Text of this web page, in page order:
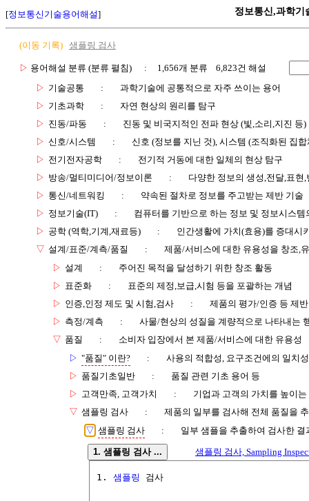
[정보통신기술용어해설] 정보통신,과학기
(이동 기록) 샘플링 검사
▷ 용어해설 분류 (분류 펼침)
: 1,656개 분류 6,823건 해설
▷ 기술공통 :
과학기술에 공통적으로 자주 쓰이는 용어
▷ 기초과학 :
자연 현상의 원리를 탐구
▷ 진동/파동 :
진동 및 비국지적인 전파 현상 (빛,소리,지진 등)
▷ 신호/시스템 :
신호 (정보를 지닌 것), 시스템 (조직화된 집합
▷ 전기전자공학 :
전기적 거동에 대한 일체의 현상 탐구
▷ 방송/멀티미디어/정보이론 :
다양한 정보의 생성,전달,표현
▷ 통신/네트워킹 :
약속된 절차로 정보를 주고받는 제반 기술
▷ 정보기술(IT) :
컴퓨터를 기반으로 하는 정보 및 정보시스템
▷ 공학 (역학,기계,재료등) :
인간생활에 가치(효용)를 증대시
▽ 설계/표준/계측/품질 :
제품/서비스에 대한 유용성을 창조,
▷ 설계 :
주어진 목적을 달성하기 위한 창조 활동
▷ 표준화 :
표준의 제정,보급,시험 등을 포괄하는 개념
▷ 인증,인정 제도 및 시험,검사 :
제품의 평가/인증 등 제
▷ 측정/계측 :
사물/현상의 성질을 계량적으로 나타내는
▽ 품질 :
소비자 입장에서 본 제품/서비스에 대한 유용성
▷ "품질" 이란? :
사용의 적합성, 요구조건에의 일치성
▷ 품질기초일반 :
품질 관련 기초 용어 등
▷ 고객만족, 고객가치 :
기업과 고객의 가치를 높이
▽ 샘플링 검사 :
제품의 일부를 검사해 전체 품질을
▽ 샘플링 검사 : 일부 샘플을 추출하여 검사한
1. 샘플링 검사 ... 샘플링 검사, Sampling
1. 샘플링 검사